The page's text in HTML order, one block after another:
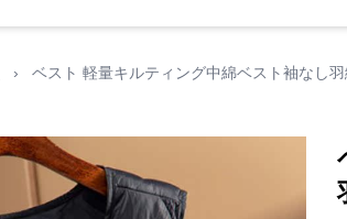
› ベスト 軽量キルティング中綿ベスト袖なし羽